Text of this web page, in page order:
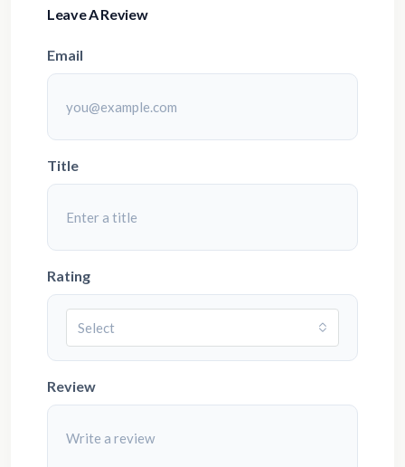
Leave A Review
Email
Title
Rating
Select
Review